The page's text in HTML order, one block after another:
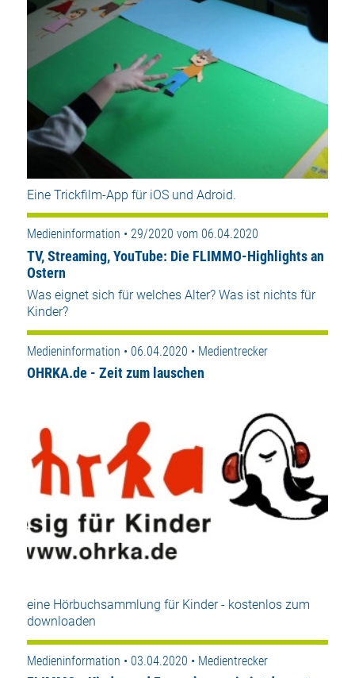
Eine Trickfilm-App für iOS und Adroid.
Medieninformation • 29/2020 vom 06.04.2020
TV, Streaming, YouTube: Die FLIMMO-Highlights an
Ostern
Was eignet sich für welches Alter? Was ist nichts für
Kinder?
Medieninformation • 06.04.2020 • Medientrecker
OHRKA.de - Zeit zum lauschen
eine Hörbuchsammlung für Kinder - kostenlos zum
downloaden
Medieninformation • 03.04.2020 • Medientrecker